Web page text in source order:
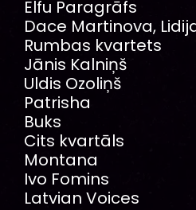
Elfu Paragrāfs
Dace Martinova,
Rumbas kvartets
Jānis Kalniņš
Uldis Ozoliņš
Patrisha
Buks
Cits kvartāls
Montana
Ivo Fomins
Latvian Voices